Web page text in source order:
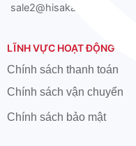
sale2@hisaka.vn
LĨNH VỰC HOẠT ĐỘNG
Chính sách thanh toán
Chính sách vận chuyển
Chính sách bảo mật